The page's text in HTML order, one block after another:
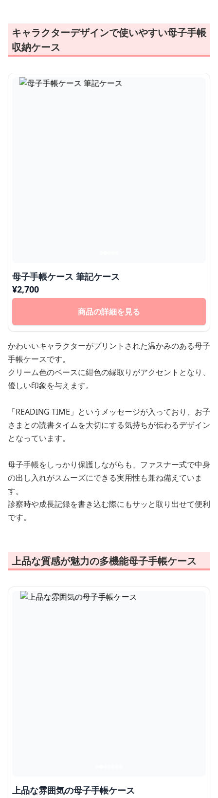
キャラクターデザインで使いやすい母子手帳
収納ケース
母子手帳ケース 筆記ケース
¥2,700
商品の詳細を見る
かわいいキャラクターがプリントされた温かみのある母子
手帳ケースです。
クリーム色のベースに紺色の縁取りがアクセントとなり、
優しい印象を与えます。
「READING TIME」というメッセージが入っており、お子
さまとの読書タイムを大切にする気持ちが伝わるデザイン
となっています。
母子手帳をしっかり保護しながらも、ファスナー式で中身
の出し入れがスムーズにできる実用性も兼ね備えていま
す。
診察時や成長記録を書き込む際にもサッと取り出せて便利
です。
上品な質感が魅力の多機能母子手帳ケース
上品な雰囲気の母子手帳ケース